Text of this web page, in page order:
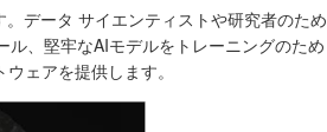
データ サイエンティストや研究者のため
、堅牢なAIモデルをトレーニングのため
ェアを提供します。